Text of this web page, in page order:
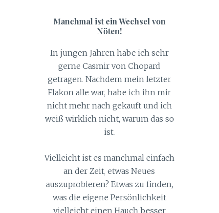
Manchmal ist ein Wechsel von
Nöten!
In jungen Jahren habe ich sehr
gerne Casmir von Chopard
getragen. Nachdem mein letzter
Flakon alle war, habe ich ihn mir
nicht mehr nach gekauft und ich
weiß wirklich nicht, warum das so
ist.
Vielleicht ist es manchmal einfach
an der Zeit, etwas Neues
auszuprobieren? Etwas zu finden,
was die eigene Persönlichkeit
vielleicht einen Hauch besser